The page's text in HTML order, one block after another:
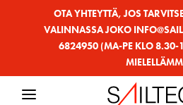
OTA YHTEYTTÄ, JOS
VALINNASSA JOKO
6824950 (MA-PE KLO 8.30-